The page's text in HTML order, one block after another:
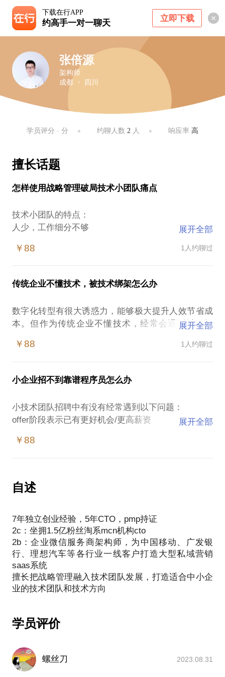
下载在行APP
约高手一对一聊天 立即下载
张倍源
架构师
成都 ・ 四川
学员评分 - 分 约聊人数 2 人 响应率高
擅长话题
怎样使用战略管理破局技术小团队痛点
技术小团队的特点：
人少，工作细分不够
架构、代码不合理，也没有时间优化
战略管理几个核心要点：
1.明确目标。人少更要精细化管理，详细论证，慢既
2.人人知晓目标，分工明确。基建不足、架构不合理
是大问题，必须有步骤的逐步解决，否则整个技术团
队迟早会被技术债拖死
的。
展开全部
￥88 1人约聊过
传统企业不懂技术，被技术绑架怎么办
数字化转型有很大诱惑力，能够极大提升人效节省成
本。但作为传统企业不懂技术，经常会遇到以下问
开发人员说需要购买xxx，这个钱应该不应该花
为什么第一个版本几周就好了，第二个版本也没做什
么新功能却几个月都还是用不了
从成本、人效、战略3个角度分析这个问题：
1.假设某二线城市，程序员（web业务开发，包括前
2.假设找外包完成，比较好的外包公司报价2000/人/
同的成本可以做108天，时长占自建团队的261天的
41%。
3.外包需要签订明确需求的合同，一般不允许更改。
因此在战略管理要考量以下几点：
1.战略目标是较为固定的目标还是可能随着市场变化
2.市场是成熟稳定期还是发展上升期，需求是否有可
能变化
展开全部
￥88 1人约聊过
小企业招不到靠谱程序员怎么办
小技术团队招聘中有没有经常遇到以下问题：
offer阶段表示已有更好机会/更高薪资
户流失
作为公司负责人，肯定希望研发能够稳定输出高质量
内容，但是创业起步阶段，市场变化剧烈，如何稳定
1.在战略管理中明确目标，且保证人人知晓
2.让研发参与销售、生产等相关环节，直接和自己服
务的受益者对话
3.鼓励有条件的尝试新技术，且设立明确目标
展开全部
￥88
自述
7年独立创业经验，5年CTO，pmp持证
2c：坐拥1.5亿粉丝淘系mcn机构cto
2b：企业微信服务商架构师，为中国移动、广发银
行、理想汽车等各行业一线客户打造大型私域营销
saas系统
擅长把战略管理融入技术团队发展，打造适合中小企
学员评价
螺丝刀 2023.08.31